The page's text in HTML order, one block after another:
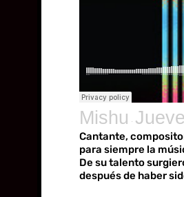
Mishu ·
Cantante,
para siempre la
De su talento
después de haber